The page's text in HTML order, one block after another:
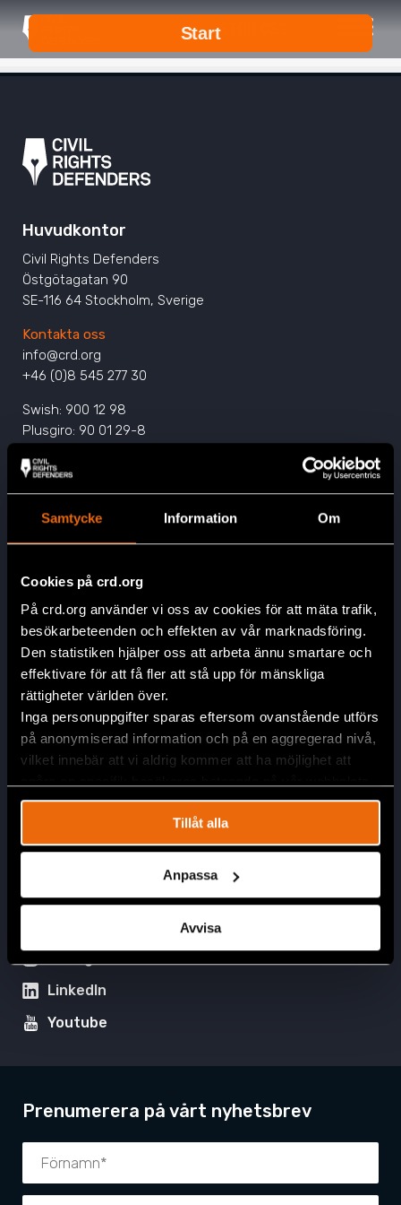
Samtycke Information Om
Cookies på crd.org
På crd.org använder vi oss av cookies för att mäta trafik,
besökarbeteenden och effekten av vår marknadsföring.
Den statistiken hjälper oss att arbeta ännu smartare och
effektivare för att få fler att stå upp för mänskliga
rättigheter världen över.
Inga personuppgifter sparas eftersom ovanstående utförs
på anonymiserad information och på en aggregerad nivå,
vilket innebär att vi aldrig kommer att ha möjlighet att
Tillåt alla
Anpassa
Avvisa
STÖD OSS
Huvudkontor
Civil Rights Defenders
Östgötagatan 90
SE-116 64 Stockholm, Sverige
Kontakta oss
info@crd.org
+46 (0)8 545 277 30
Swish: 900 12 98
Plusgiro: 90 01 29-8
Engagera dig
Bli månadsgivare idag
Ge via kort eller Swish
Prenumerera på nyhetsbrevet
Minnes- eller högtidsgåva
Företagsgåva
Fler sätt att stödja oss
Kontakta oss
Jobba hos oss
Lediga tjänster
LinkedIn
Youtube
Prenumerera på vårt nyhetsbrev